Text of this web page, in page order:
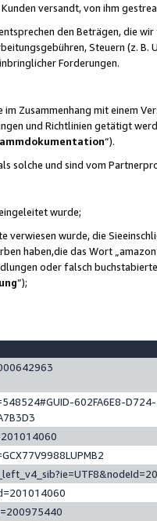
versandt, von ihm
den Beträgen, die
Steuern (z.
Forderungen.
Zusammenhang mit einem
und Richtlinien getätigt
“).
solche und sind vom
wurde;
wurde, die
haben,die das Wort
oder falsch
”);
602FA6E8-